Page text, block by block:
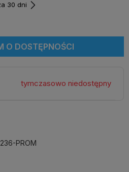
30 dni
O DOSTĘPNOŚCI
tymczasowo niedostępny
PROM